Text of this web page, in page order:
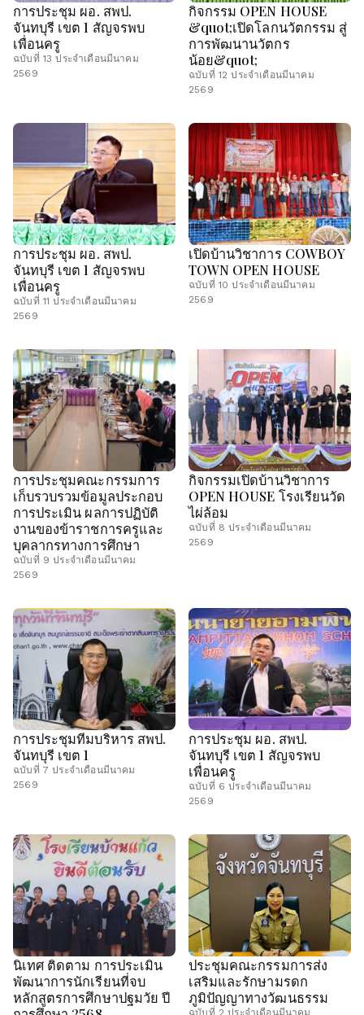
การประชุม ผอ. สพป.
จันทบุรี เขต 1 สัญจรพบ
เพื่อนครู
ฉบับที่ 13 ประจำเดือนมีนาคม
2569
กิจกรรม OPEN HOUSE
&quot;เปิดโลกนวัตกรรม สู่
การพัฒนานวัตกร
น้อย&quot;
ฉบับที่ 12 ประจำเดือนมีนาคม
2569
การประชุม ผอ. สพป.
จันทบุรี เขต 1 สัญจรพบ
เพื่อนครู
ฉบับที่ 11 ประจำเดือนมีนาคม
2569
เปิดบ้านวิชาการ COWBOY
TOWN OPEN HOUSE
ฉบับที่ 10 ประจำเดือนมีนาคม
2569
การประชุมคณะกรรมการ
เก็บรวบรวมข้อมูลประกอบ
การประเมิน ผลการปฏิบัติ
งานของข้าราชการครูและ
บุคลากรทางการศึกษา
ฉบับที่ 9 ประจำเดือนมีนาคม
2569
กิจกรรมเปิดบ้านวิชาการ
OPEN HOUSE โรงเรียนวัด
ไผ่ล้อม
ฉบับที่ 8 ประจำเดือนมีนาคม
2569
การประชุมทีมบริหาร สพป.
จันทบุรี เขต 1
ฉบับที่ 7 ประจำเดือนมีนาคม
2569
การประชุม ผอ. สพป.
จันทบุรี เขต 1 สัญจรพบ
เพื่อนครู
ฉบับที่ 6 ประจำเดือนมีนาคม
2569
นิเทศ ติดตาม การประเมิน
พัฒนาการนักเรียนที่จบ
หลักสูตรการศึกษาปฐมวัย ปี
ประชุมคณะกรรมการส่ง
เสริมและรักษามรดก
ภูมิปัญญาทางวัฒนธรรม
ฉบับที่ 2 ประจำเดือนมีนาคม